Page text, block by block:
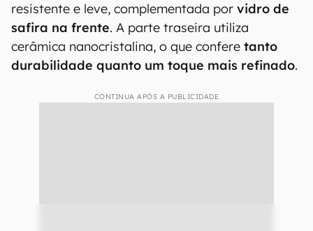
resistente e leve, complementada por vidro de
safira na frente. A parte traseira utiliza
cerâmica nanocristalina, o que confere tanto
durabilidade quanto um toque mais refinado.
CONTINUA APÓS A PUBLICIDADE